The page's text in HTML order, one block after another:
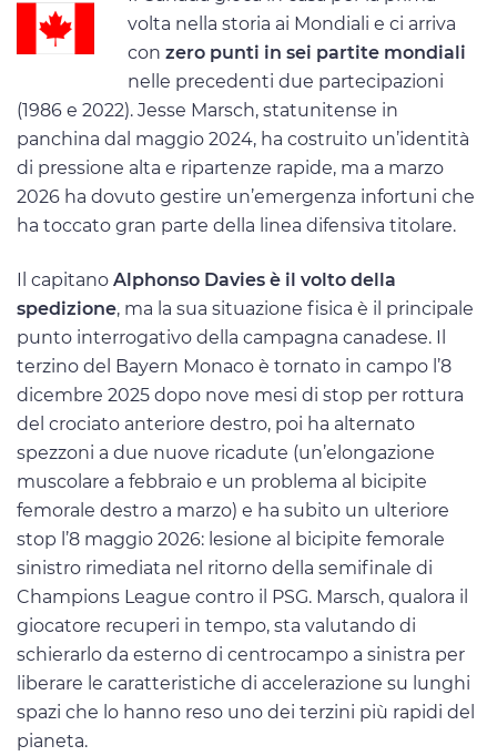
volta nella storia ai Mondiali e ci arriva
con zero punti in sei partite mondiali
nelle precedenti due partecipazioni
(1986 e 2022). Jesse Marsch, statunitense in
panchina dal maggio 2024, ha costruito un’identità
di pressione alta e ripartenze rapide, ma a marzo
2026 ha dovuto gestire un’emergenza infortuni che
ha toccato gran parte della linea difensiva titolare.
Il capitano Alphonso Davies è il volto della
spedizione, ma la sua situazione fisica è il principale
punto interrogativo della campagna canadese. Il
terzino del Bayern Monaco è tornato in campo l’8
dicembre 2025 dopo nove mesi di stop per rottura
del crociato anteriore destro, poi ha alternato
spezzoni a due nuove ricadute (un’elongazione
muscolare a febbraio e un problema al bicipite
femorale destro a marzo) e ha subito un ulteriore
stop l’8 maggio 2026: lesione al bicipite femorale
sinistro rimediata nel ritorno della semifinale di
Champions League contro il PSG. Marsch, qualora il
giocatore recuperi in tempo, sta valutando di
schierarlo da esterno di centrocampo a sinistra per
liberare le caratteristiche di accelerazione su lunghi
spazi che lo hanno reso uno dei terzini più rapidi del
pianeta.